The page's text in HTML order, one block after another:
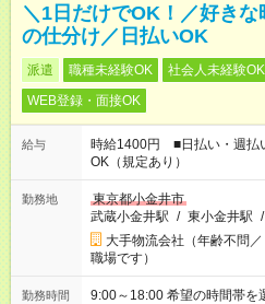
＼1日だけでOK！／好き
の仕分け／日払いOK
派遣 職種未経験OK 社会人未経験OK
WEB登録・面接OK
給与
時給1400円 ■日払い・週払
OK（規定あり）
勤務地
東京都小金井市
武蔵小金井駅 / 東小金井駅 /
大手物流会社（年齢不問
職場です）
勤務時間
9:00～18:00 希望の時間帯を選べます！ ＜シフト例＞ ・8：30